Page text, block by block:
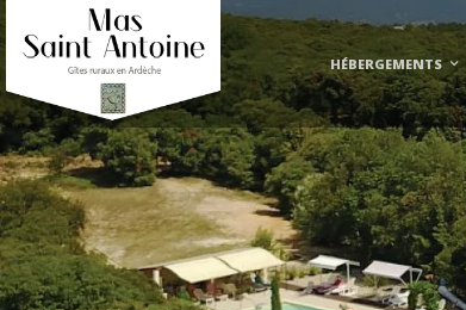
HÉBERGEMENTS